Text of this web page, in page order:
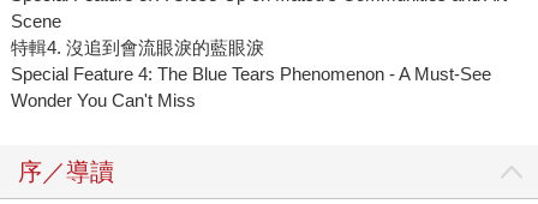
Scene
特輯4. 沒追到會流眼淚的藍眼淚
Special Feature 4: The Blue Tears Phenomenon - A Must-See
Wonder You Can't Miss
序／導讀